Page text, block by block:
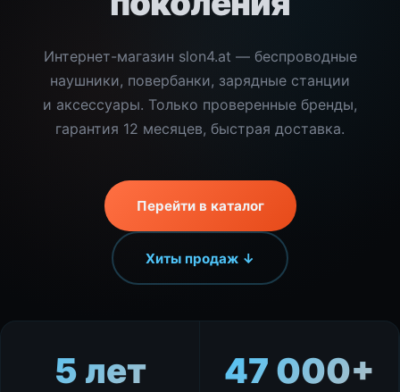
Интернет-магазин slon4.at — беспроводные
наушники, повербанки, зарядные станции
и аксессуары. Только проверенные бренды,
гарантия 12 месяцев, быстрая доставка.
Перейти в каталог
Хиты продаж ↓
5 лет 47 000+